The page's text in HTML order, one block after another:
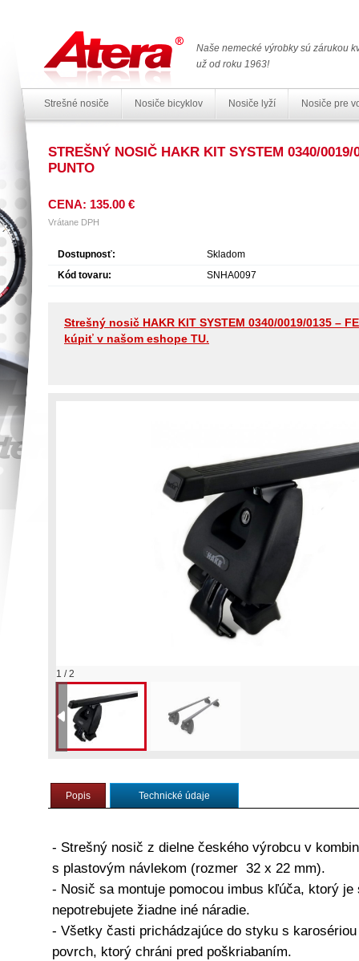
Naše nemecké výrobky sú zárukou
už od roku 1963!
Strešné nosiče Nosiče bicyklov Nosiče lyží Nosiče pre
STREŠNÝ NOSIČ HAKR KIT SYSTEM 0340/0019/
PUNTO
CENA: 135.00 €
Vrátane DPH
Dostupnosť:
Skladom
Kód tovaru:
SNHA0097
Strešný nosič HAKR KIT SYSTEM 0340/0019/0135 –
kúpiť v našom eshope TU.
Strešný nosič HAKR KIT SYSTEM
Punto
1 / 2
Popis Technické údaje
- Strešný nosič z dielne českého výrobcu v
s plastovým návlekom (rozmer 32 x 22 mm).
- Nosič sa montuje pomocou imbus kľúča, ktorý je
nepotrebujete žiadne iné náradie.
- Všetky časti prichádzajúce do styku s
povrch, ktorý chráni pred poškriabaním.